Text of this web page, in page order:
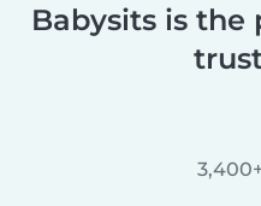
Babysits is